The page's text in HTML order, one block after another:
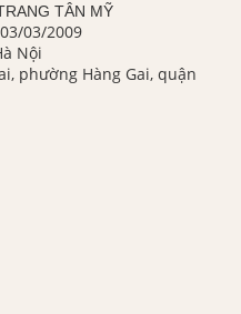
TÂN MỸ
03/2009
Nội
phường Hàng Gai, quận